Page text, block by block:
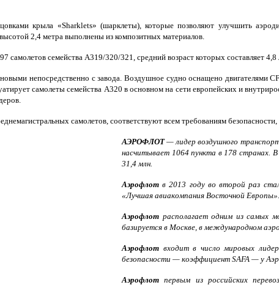
крыла «Sharklets» (шарклеты), которые позволяют улучшить
2,4 метра выполнены из композитных материалов.
самолетов семейства А319/320/321, средний возраст которых составляет 4,8
непосредственно с завода. Воздушное судно оснащено двигателями
самолеты семейства А320 в основном на сети европейских и
среднемагистральных самолетов, соответствуют всем требованиям
АЭРОФЛОТ— лидер воздушного
насчитывает 1064 пункта в 178 странах.
31,4 млн.
Аэрофлотв 2013 году во второй раз
«Лучшая авиакомпания Восточной Европы».
Аэрофлот располагает одним из самых
базируется в Москве, в международном
Аэрофлот входит в число мировых
безопасности — коэффициент SAFA — у
Аэрофлотпервым из российских